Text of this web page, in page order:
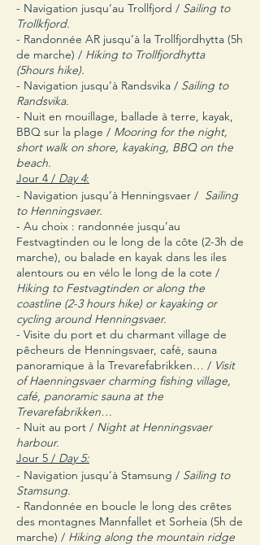
- Navigation jusqu’au Trollfjord / Sailing to
Trollkfjord.
- Randonnée AR jusqu’à la Trollfjordhytta (5h
de marche) / Hiking to Trollfjordhytta
(5hours hike).
- Navigation jusqu’à Randsvika / Sailing to
Randsvika.
- Nuit en mouillage, ballade à terre, kayak,
BBQ sur la plage / Mooring for the night,
short walk on shore, kayaking, BBQ on the
beach.
Jour 4 / Day 4:
- Navigation jusqu’à Henningsvaer / Sailing
to Henningsvaer.
- Au choix : randonnée jusqu’au
Festvagtinden ou le long de la côte (2-3h de
marche), ou balade en kayak dans les iles
alentours ou en vélo le long de la cote /
Hiking to Festvagtinden or along the
coastline (2-3 hours hike) or kayaking or
cycling around Henningsvaer.
- Visite du port et du charmant village de
pêcheurs de Henningsvaer, café, sauna
panoramique à la Trevarefabrikken… / Visit
of Haenningsvaer charming fishing village,
café, panoramic sauna at the
Trevarefabrikken…
- Nuit au port / Night at Henningsvaer
harbour.
Jour 5 / Day 5:
- Navigation jusqu’à Stamsung / Sailing to
Stamsung.
- Randonnée en boucle le long des crêtes
des montagnes Mannfallet et Sorheia (5h de
marche) / Hiking along the mountain ridge